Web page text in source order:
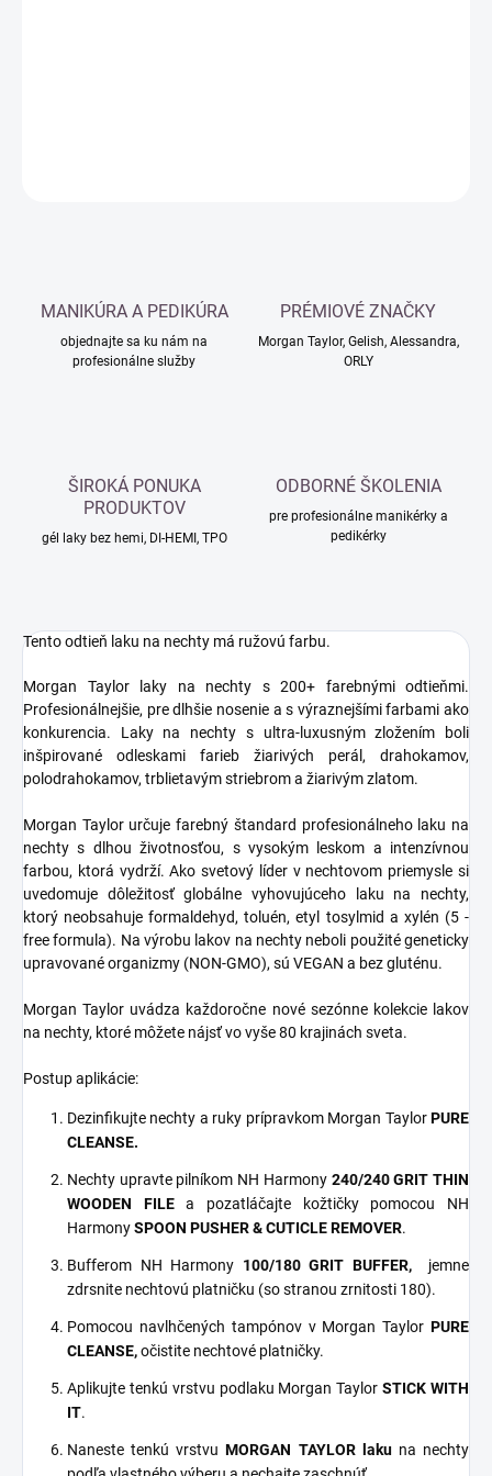
MANIKÚRA A PEDIKÚRA
objednajte sa ku nám na
profesionálne služby
PRÉMIOVÉ ZNAČKY
Morgan Taylor, Gelish, Alessandra,
ORLY
ŠIROKÁ PONUKA
PRODUKTOV
gél laky bez hemi, DI-HEMI, TPO
ODBORNÉ ŠKOLENIA
pre profesionálne manikérky a
pedikérky
Tento odtieň laku na nechty má ružovú farbu.
Morgan Taylor laky na nechty s 200+ farebnými odtieňmi.
Profesionálnejšie, pre dlhšie nosenie a s výraznejšími farbami ako
konkurencia. Laky na nechty s ultra-luxusným zložením boli
inšpirované odleskami farieb žiarivých perál, drahokamov,
polodrahokamov, trblietavým striebrom a žiarivým zlatom.
Morgan Taylor určuje farebný štandard profesionálneho laku na
nechty s dlhou životnosťou, s vysokým leskom a intenzívnou
farbou, ktorá vydrží. Ako svetový líder v nechtovom priemysle si
uvedomuje dôležitosť globálne vyhovujúceho laku na nechty,
ktorý neobsahuje formaldehyd, toluén, etyl tosylmid a xylén (5 -
free formula). Na výrobu lakov na nechty neboli použité geneticky
upravované organizmy (NON-GMO), sú VEGAN a bez gluténu.
Morgan Taylor uvádza každoročne nové sezónne kolekcie lakov
na nechty, ktoré môžete nájsť vo vyše 80 krajinách sveta.
Postup aplikácie:
Dezinfikujte nechty a ruky prípravkom Morgan TaylorPURE
CLEANSE.
Nechty upravte pilníkom NH Harmony 240/240 GRIT THIN
WOODEN FILEa pozatláčajte kožtičky pomocou NH
HarmonySPOON PUSHER & CUTICLE REMOVER.
Bufferom NH Harmony 100/180 GRIT BUFFER,jemne
zdrsnite nechtovú platničku (so stranou zrnitosti 180).
Pomocou navlhčených tampónov v Morgan Taylor PURE
CLEANSE,očistite nechtové platničky.
Aplikujte tenkú vrstvu podlaku Morgan TaylorSTICK WITH
IT.
Naneste tenkú vrstvuMORGAN TAYLOR lakuna nechty